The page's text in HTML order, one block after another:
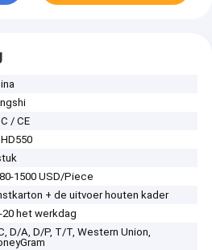
/ CE
1500 USD/Piece
+ de uitvoer houten kader
20 het werkdag
D/A, D/P, T/T, Western Union,